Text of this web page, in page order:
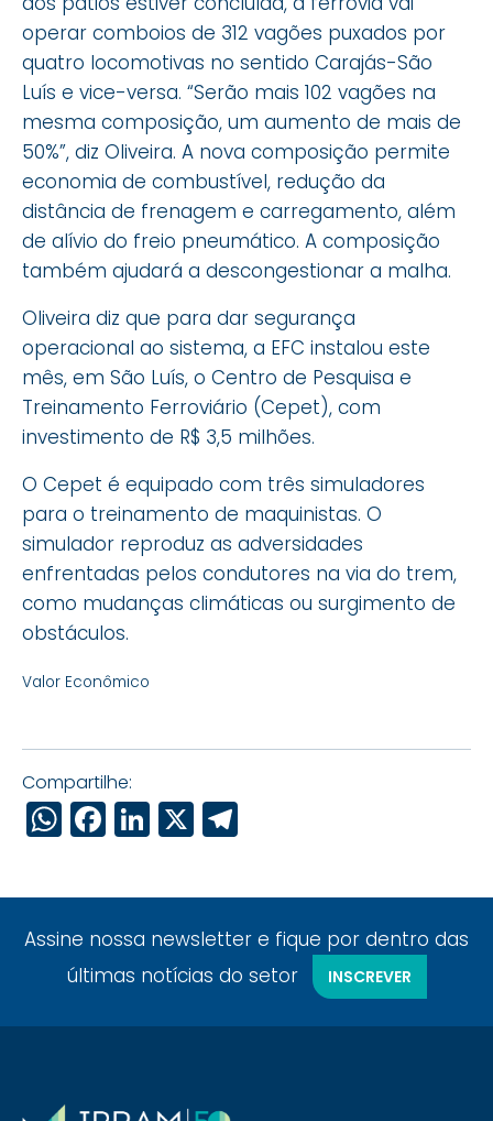
operar comboios de 312 vagões puxados por
quatro locomotivas no sentido Carajás-São
Luís e vice-versa. “Serão mais 102 vagões na
mesma composição, um aumento de mais de
50%”, diz Oliveira. A nova composição permite
economia de combustível, redução da
distância de frenagem e carregamento, além
de alívio do freio pneumático. A composição
também ajudará a descongestionar a malha.
Oliveira diz que para dar segurança
operacional ao sistema, a EFC instalou este
mês, em São Luís, o Centro de Pesquisa e
Treinamento Ferroviário (Cepet), com
investimento de R$ 3,5 milhões.
O Cepet é equipado com três simuladores
para o treinamento de maquinistas. O
simulador reproduz as adversidades
enfrentadas pelos condutores na via do trem,
como mudanças climáticas ou surgimento de
obstáculos.
Valor Econômico
Compartilhe:
WhatsApp
Facebook
LinkedIn
X
Assine nossa newsletter e fique por dentro das
últimas notícias do setor
INSCREVER